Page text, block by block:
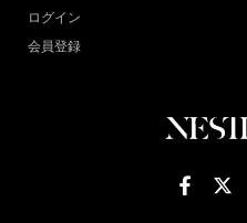
ログイン
会員登録